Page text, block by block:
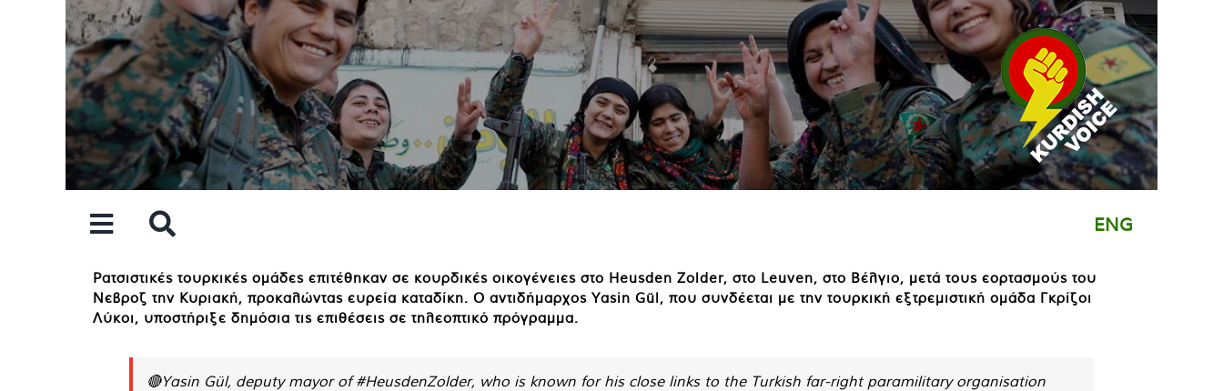
ENG
Ρατσιστικές τουρκικές ομάδες επιτέθηκαν σε κουρδικές οικογένειες στο Heusden Zolder, στο Leuven, στο Βέλγιο, μετά τους εορτασμούς του
Νεβροζ την Κυριακή, προκαλώντας ευρεία καταδίκη. Ο αντιδήμαρχος Yasin Gül, που συνδέεται με την τουρκική εξτρεμιστική ομάδα Γκρίζοι
Λύκοι, υποστήριξε δημόσια τις επιθέσεις σε τηλεοπτικό πρόγραμμα.
🔴Yasin Gül, deputy mayor of#HeusdenZolder, who is known for his close links to the Turkish far-right paramilitary organisation